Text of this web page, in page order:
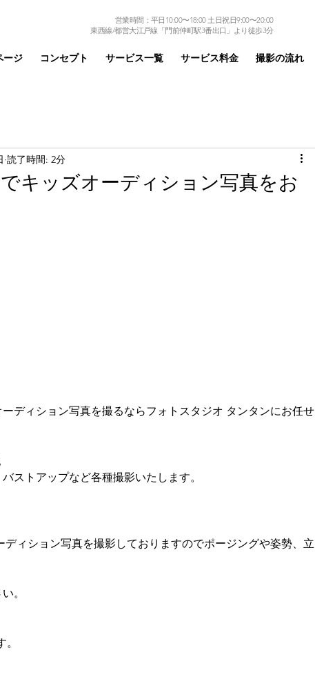
営業時間：平日10:00〜18:00 土日祝日9:00〜20:00
東西線/都営大江戸線「門前仲町駅3番出口」より徒歩3分
ージ コンセプト サービス一覧 サービス料金 撮影の流れ
キッズオーディション写真をお
読了時間: 2分
ディション写真を撮るならフォトスタジオ タンタンにお任せ
ストアップなど各種撮影いたします。
ィション写真を撮影しておりますのでポージングや姿勢、立
。